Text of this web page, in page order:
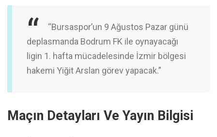
“Bursaspor’un 9 Ağustos Pazar günü
deplasmanda Bodrum FK ile oynayacağı
ligin 1. hafta mücadelesinde İzmir bölgesi
hakemi Yiğit Arslan görev yapacak.”
Maçın Detayları Ve Yayın Bilgisi